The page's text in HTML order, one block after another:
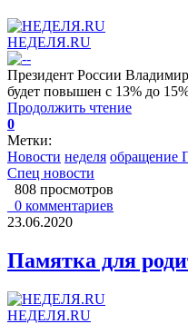
НЕДЕЛЯ.RU
Президент России
будет повышен с 13% до
Продолжить чтение
0
Метки:
Новости неделя обращение
Спец новости
808 просмотров
0 комментариев
23.06.2020
Памятка для
НЕДЕЛЯ.RU